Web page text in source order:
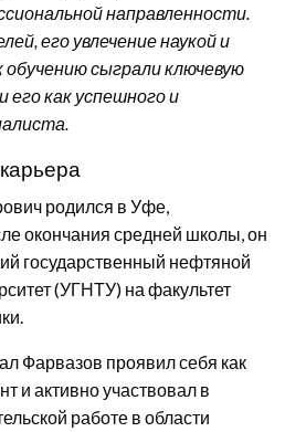
направленности.
его увлечение наукой и
сыграли ключевую
его как успешного и
родился в Уфе,
окончания средней школы, он
государственный нефтяной
(УГНТУ) на факультет
Фарвазов проявил себя как
и активно участвовал в
работе в области